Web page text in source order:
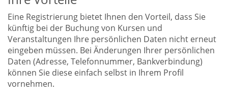
Eine Registrierung bietet Ihnen den Vorteil, dass Sie
künftig bei der Buchung von Kursen und
Veranstaltungen Ihre persönlichen Daten nicht erneut
eingeben müssen. Bei Änderungen Ihrer persönlichen
Daten (Adresse, Telefonnummer, Bankverbindung)
können Sie diese einfach selbst in Ihrem Profil
vornehmen.